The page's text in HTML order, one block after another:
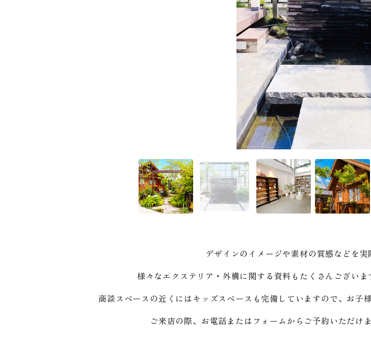
デザインのイメージや素材の質感などを実
様々なエクステリア・外構に関する資料もたくさんござい
商談スペースの近くにはキッズスペースも完備していますので、お子
ご来店の際、お電話またはフォームからご予約いただけ